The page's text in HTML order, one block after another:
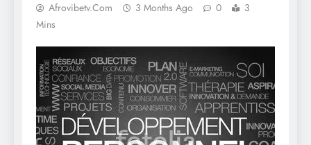
Afrovibetv.com 3 Months Ago 0
3
Mins